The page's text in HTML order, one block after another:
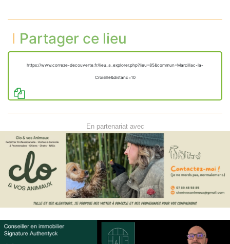
Partager ce lieu
https://www.correze-decouverte.fr/lieu_a_explorer.php?lieu=85&commun=Marcillac-la-
Croisille&distanc=10
En partenariat avec